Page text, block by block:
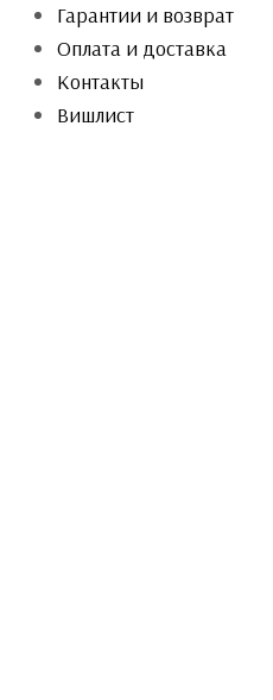
Гарантии и возврат
Оплата и доставка
Контакты
Вишлист